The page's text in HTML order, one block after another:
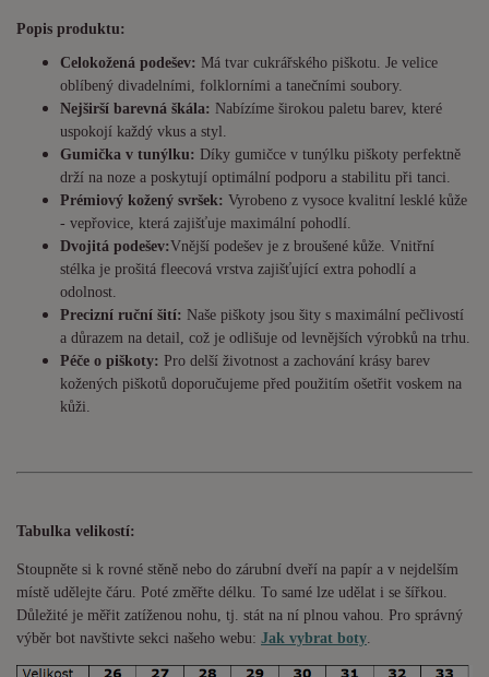
Popis produktu:
Celokožená podešev: Má tvar cukrářského piškotu. Je velice
oblíbený divadelními, folklorními a tanečními soubory.
Nejširší barevná škála: Nabízíme širokou paletu barev, které
uspokojí každý vkus a styl.
Gumička v tunýlku: Díky gumičce v tunýlku piškoty perfektně
drží na noze a poskytují optimální podporu a stabilitu při tanci.
Prémiový kožený svršek: Vyrobeno z vysoce kvalitní lesklé kůže
- vepřovice, která zajišťuje maximální pohodlí.
Dvojitá podešev:Vnější podešev je z broušené kůže. Vnitřní
stélka je prošitá fleecová vrstva zajišťující extra pohodlí a
odolnost.
Precizní ruční šití: Naše piškoty jsou šity s maximální pečlivostí
a důrazem na detail, což je odlišuje od levnějších výrobků na trhu.
Péče o piškoty: Pro delší životnost a zachování krásy barev
kožených piškotů doporučujeme před použitím ošetřit voskem na
kůži.
Tabulka velikostí:
Stoupněte si k rovné stěně nebo do zárubní dveří na papír a v nejdelším
místě udělejte čáru. Poté změřte délku. To samé lze udělat i se šířkou.
Důležité je měřit zatíženou nohu, tj. stát na ní plnou vahou. Pro správný
výběr bot navštivte sekci našeho webu: Jak vybrat boty